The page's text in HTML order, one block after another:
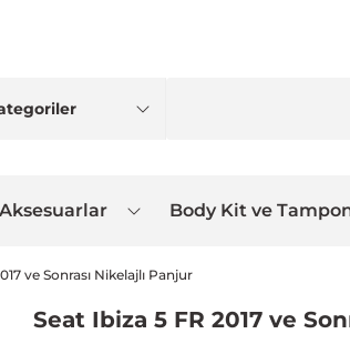
Aksesuarlar Body Kit ve
ve Sonrası Nikelajlı Panjur
Seat Ibiza 5 FR 2017 ve